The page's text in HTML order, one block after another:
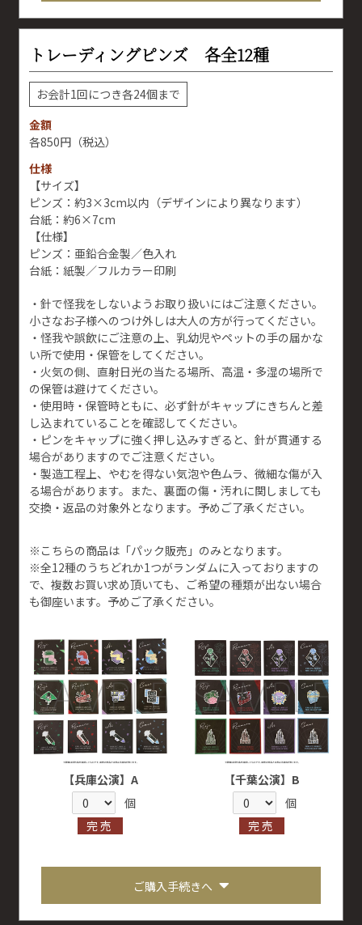
トレーディングピンズ 各全12種
お会計1回につき各24個まで
金額
850円 （税込）
仕様
【サイズ】
ピンズ：約3×3cm以内（デザインにより異なります）
台紙：約6×7cm
【仕様】
ピンズ：亜鉛合金製／色入れ
台紙：紙製／フルカラー印刷
・針で怪我をしないようお取り扱いにはご注意ください。
小さなお子様へのつけ外しは大人の方が行ってください。
・怪我や誤飲にご注意の上、乳幼児やペットの手の届かな
い所で使用・保管をしてください。
・火気の側、直射日光の当たる場所、高温・多湿の場所で
の保管は避けてください。
・使用時・保管時ともに、必ず針がキャップにきちんと差
し込まれていることを確認してください。
・ピンをキャップに強く押し込みすぎると、針が貫通する
場合がありますのでご注意ください。
・製造工程上、やむを得ない気泡や色ムラ、微細な傷が入
る場合があります。また、裏面の傷・汚れに関しましても
交換・返品の対象外となります。予めご了承ください。
※こちらの商品は「パック販売」のみとなります。
※全12種のうちどれか1つがランダムに入っておりますの
で、複数お買い求め頂いても、ご希望の種類が出ない場合
も御座います。予めご了承ください。
【兵庫公演】A
個
完売
【千葉公演】B
個
完売
ご購入手続きへ